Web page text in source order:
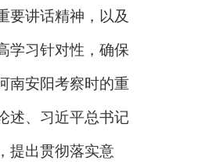
要讲话精神，以及
学习针对性，确保
南安阳考察时的重
述、习近平总书记
提出贯彻落实意